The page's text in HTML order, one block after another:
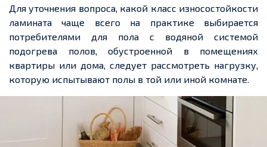
Для уточнения вопроса, какой класс износостойкости
ламината чаще всего на практике выбирается
потребителями для пола с водяной системой
подогрева полов, обустроенной в помещениях
квартиры или дома, следует рассмотреть нагрузку,
которую испытывают полы в той или иной комнате.